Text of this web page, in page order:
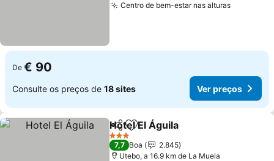
Centro de bem-estar nas alturasVer
De € 90
Consulte os preços de 18 sites Ver preços
PartilharAdicionar aos favoritos
Hotel El Águila
3 Estrelas
7,7 Boa
2.845
Utebo, a 16.9 km de La Muela